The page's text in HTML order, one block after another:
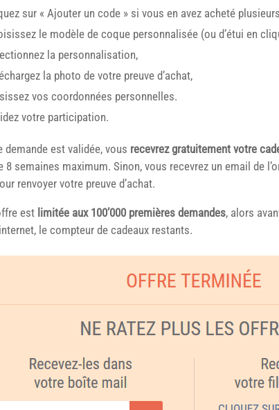
sur « Ajouter un code » si vous en avez acheté
le modèle de coque personnalisée (ou d’étui en
la personnalisation,
la photo de votre preuve d’achat,
vos coordonnées personnelles.
votre participation.
demande est validée, vous recevrez gratuitement votre
8 semaines maximum. Sinon, vous recevrez un email de
renvoyer votre preuve d’achat.
est limitée aux 100’000 premières demandes, alors
le compteur de cadeaux restants.